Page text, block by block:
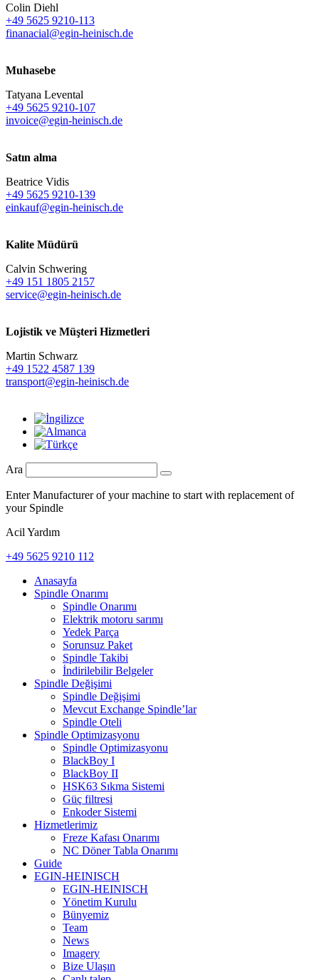
Colin Diehl
+49 5625 9210-113
finanacial@egin-heinisch.de
Muhasebe
Tatyana Levental
+49 5625 9210-107
invoice@egin-heinisch.de
Satın alma
Beatrice Vidis
+49 5625 9210-139
einkauf@egin-heinisch.de
Kalite Müdürü
Calvin Schwering
+49 151 1805 2157
service@egin-heinisch.de
Lojistik ve Müşteri Hizmetleri
Martin Schwarz
+49 1522 4587 139
transport@egin-heinisch.de
Ara
Enter Manufacturer of your machine to start with replacement of
your Spindle
Acil Yardım
+49 5625 9210 112
Anasayfa
Spindle Onarımı
Spindle Onarımı
Elektrik motoru sarımı
Yedek Parça
Sorunsuz Paket
Spindle Takibi
İndirilebilir Belgeler
Spindle Değişimi
Spindle Değişimi
Mevcut Exchange Spindle’lar
Spindle Oteli
Spindle Optimizasyonu
Spindle Optimizasyonu
BlackBoy I
BlackBoy II
HSK63 Sıkma Sistemi
Güç filtresi
Enkoder Sistemi
Hizmetlerimiz
Freze Kafası Onarımı
NC Döner Tabla Onarımı
Guide
EGIN-HEINISCH
EGIN-HEINISCH
Yönetim Kurulu
Bünyemiz
Team
News
Imagery
Bize Ulaşın